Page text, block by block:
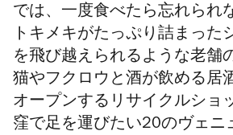
では、一度食べたら忘れられ
トキメキがたっぷり詰まった
を飛び越えられるような老舗
猫やフクロウと酒が飲める居
オープンするリサイクルショ
窪で足を運びたい20のヴェニ